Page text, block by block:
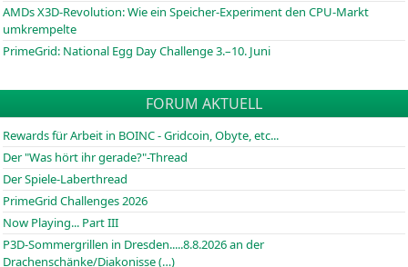
AMDs X3D-Revolution: Wie ein Speicher-Experiment den CPU-Markt
umkrempelte
PrimeGrid: National Egg Day Challenge 3.–10. Juni
FORUM AKTUELL
Rewards für Arbeit in BOINC - Gridcoin, Obyte, etc...
Der "Was hört ihr gerade?"-Thread
Der Spiele-Laberthread
PrimeGrid Challenges 2026
Now Playing... Part III
P3D-Sommergrillen in Dresden.....8.8.2026 an der
Drachenschänke/Diakonisse (…)